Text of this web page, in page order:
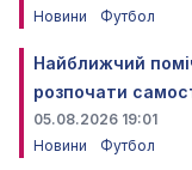
Новини
Футбол
Найближчий
розпочати
05.08.2026 19:01
Новини
Футбол